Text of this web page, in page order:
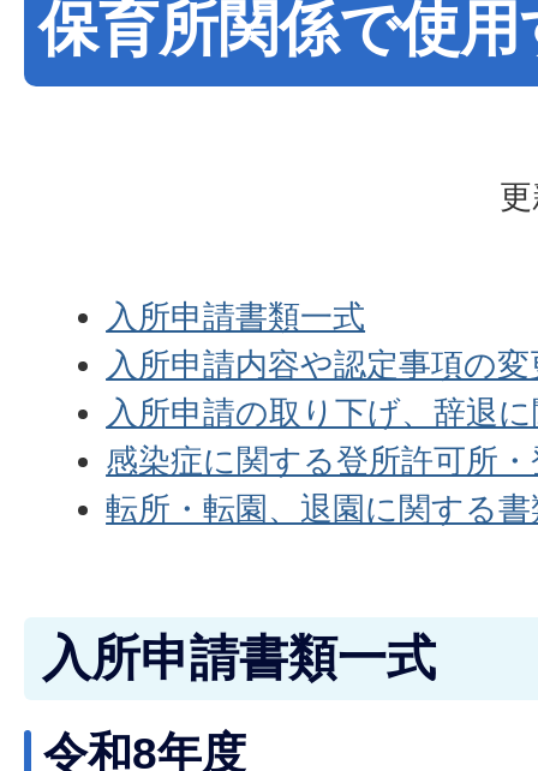
保育所関係で使
入所申請書類一式
入所申請内容や認定事項の
入所申請の取り下げ、辞退
感染症に関する登所許可所
転所・転園、退園に関する書
入所申請書類一式
令和8年度